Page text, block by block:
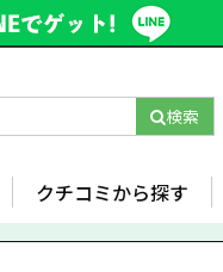
検索
クチコミから探す